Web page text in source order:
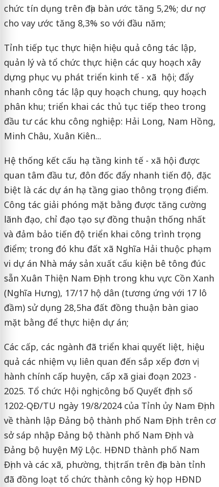
chức tín dụng trên địa bàn ước tăng 5,2%; dư nợ
cho vay ước tăng 8,3% so với đầu năm;
Tỉnh tiếp tục thực hiện hiệu quả công tác lập,
quản lý và tổ chức thực hiện các quy hoạch xây
dựng phục vụ phát triển kinh tế - xã hội; đẩy
nhanh công tác lập quy hoạch chung, quy hoạch
phân khu; triển khai các thủ tục tiếp theo trong
đầu tư các khu công nghiệp: Hải Long, Nam Hồng,
Minh Châu, Xuân Kiên...
Hệ thống kết cấu hạ tầng kinh tế - xã hội được
quan tâm đầu tư, đôn đốc đẩy nhanh tiến độ, đặc
biệt là các dự án hạ tầng giao thông trọng điểm.
Công tác giải phóng mặt bằng được tăng cường
lãnh đạo, chỉ đạo tạo sự đồng thuận thống nhất
và đảm bảo tiến độ triển khai công trình trọng
điểm; trong đó khu đất xã Nghĩa Hải thuộc phạm
vi dự án Nhà máy sản xuất cấu kiện bê tông đúc
sẵn Xuân Thiện Nam Định trong khu vực Cồn Xanh
(Nghĩa Hưng), 17/17 hộ dân (tương ứng với 17 lô
đầm) sử dụng 28,5ha đất đồng thuận bàn giao
mặt bằng để thực hiện dự án;
Các cấp, các ngành đã triển khai quyết liệt, hiệu
quả các nhiệm vụ liên quan đến sắp xếp đơn vị
hành chính cấp huyện, cấp xã giai đoạn 2023 -
2025. Tổ chức Hội nghị công bố Quyết định số
1202-QĐ/TU ngày 19/8/2024 của Tỉnh ủy Nam Định
về thành lập Đảng bộ thành phố Nam Định trên cơ
sở sáp nhập Đảng bộ thành phố Nam Định và
Đảng bộ huyện Mỹ Lộc. HĐND thành phố Nam
Định và các xã, phường, thị trấn trên địa bàn tỉnh
đã đồng loạt tổ chức thành công kỳ họp HĐND